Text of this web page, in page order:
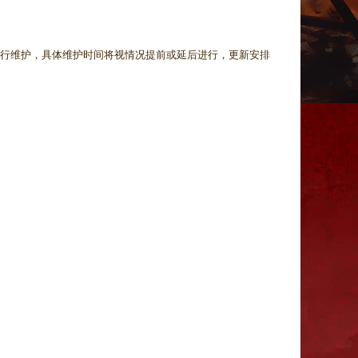
维护，具体维护时间将视情况提前或延后进行，更新安排